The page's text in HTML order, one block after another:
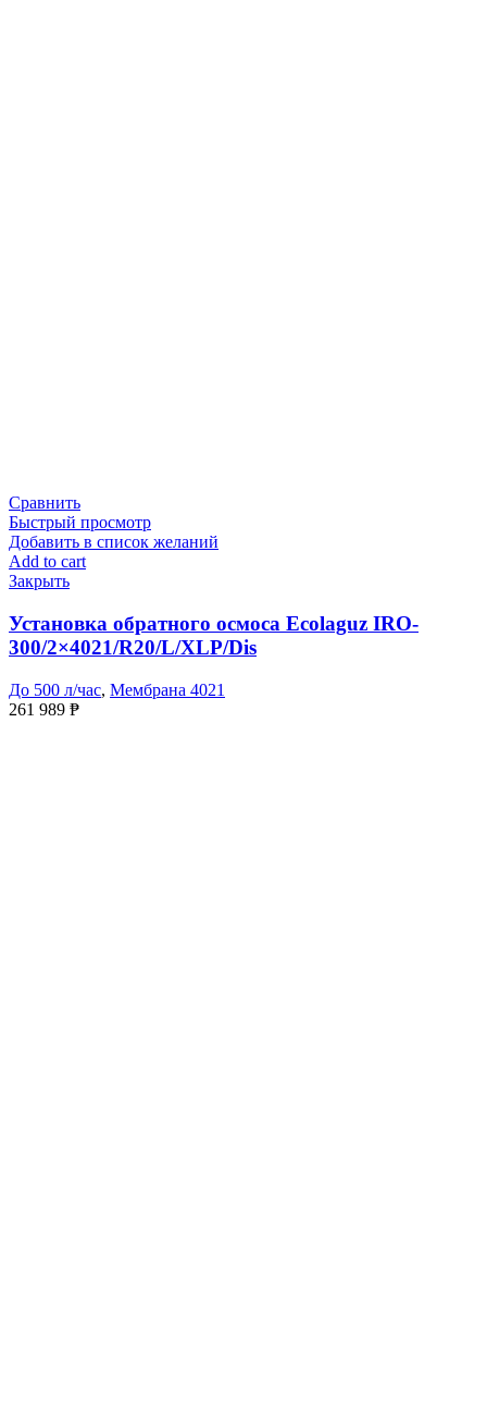
Сравнить
Быстрый просмотр
Добавить в список желаний
Add to cart
Закрыть
Установка обратного осмоса Ecolaguz IRO-
300/2×4021/R20/L/XLP/Dis
До 500 л/час, Мембрана 4021
261 989 ₱